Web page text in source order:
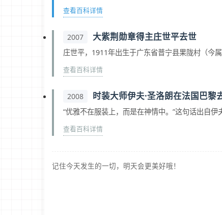
查看百科详情
2007 大紫荆勋章得主庄世平去世
庄世平，1911年出生于广东省普宁县果陇村（今
查看百科详情
2008 时装大师伊夫·圣洛朗在法国巴黎
“优雅不在服装上，而是在神情中。”这句话出自
查看百科详情
记住今天发生的一切，明天会更美好哦！